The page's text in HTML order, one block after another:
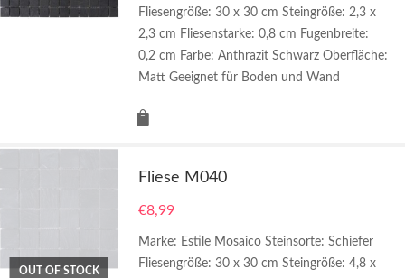
Fliesengröße: 30 x 30 cm Steingröße: 2,3 x
2,3 cm Fliesenstarke: 0,8 cm Fugenbreite:
0,2 cm Farbe: Anthrazit Schwarz Oberfläche:
Matt Geeignet für Boden und Wand
OUT OF STOCK
Fliese M040
€8,99
Marke: Estile Mosaico Steinsorte: Schiefer
Fliesengröße: 30 x 30 cm Steingröße: 4,8 x